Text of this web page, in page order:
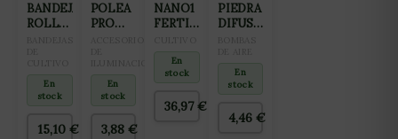
BANDEJA
ROLL
En
stock
15,10 €
POLEA
PRO
En
stock
3,88 €
NANO1
FERTILIZANTE
ONE
(CRECIMIENTO
PREFLORACIÓN)
10L
En
stock
36,97€
PIEDRA
DIFUSORA
(12CM)
En
stock
4,46 €